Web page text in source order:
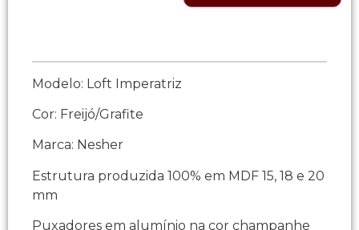
Modelo: Loft Imperatriz
Cor: Freijó/Grafite
Marca: Nesher
Estrutura produzida 100% em MDF 15, 18 e 20
mm
Puxadores em alumínio na cor champanhe